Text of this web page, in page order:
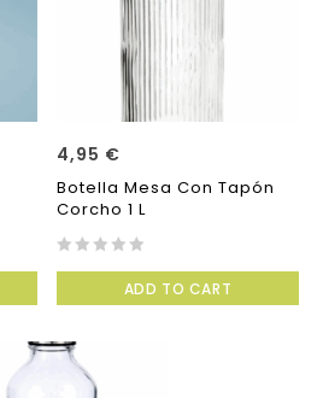
4,95 €
Botella Mesa Con Tapón
Corcho 1 L
of
ADD TO CART